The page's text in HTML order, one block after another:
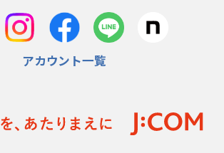
大破り7年ぶりV 平翔太主将「スキのないチーム
アカウント一覧